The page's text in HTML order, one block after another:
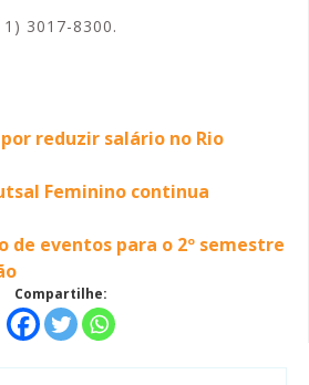
3017-8300.
reduzir salário no Rio
Feminino continua
de eventos para o 2º semestre
Compartilhe: